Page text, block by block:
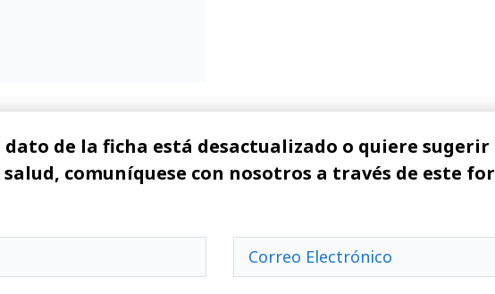
de la ficha está desactualizado o quiere
comuníquese con nosotros a través de este